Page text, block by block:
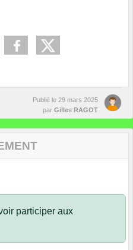
Publié le 29 mars 2025
par Gilles RAGOT
participer aux